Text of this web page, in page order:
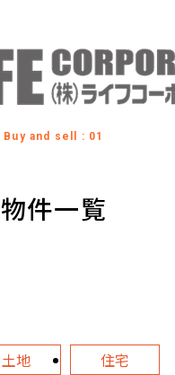
Buy and sell : 01
物件一覧
土地
住宅